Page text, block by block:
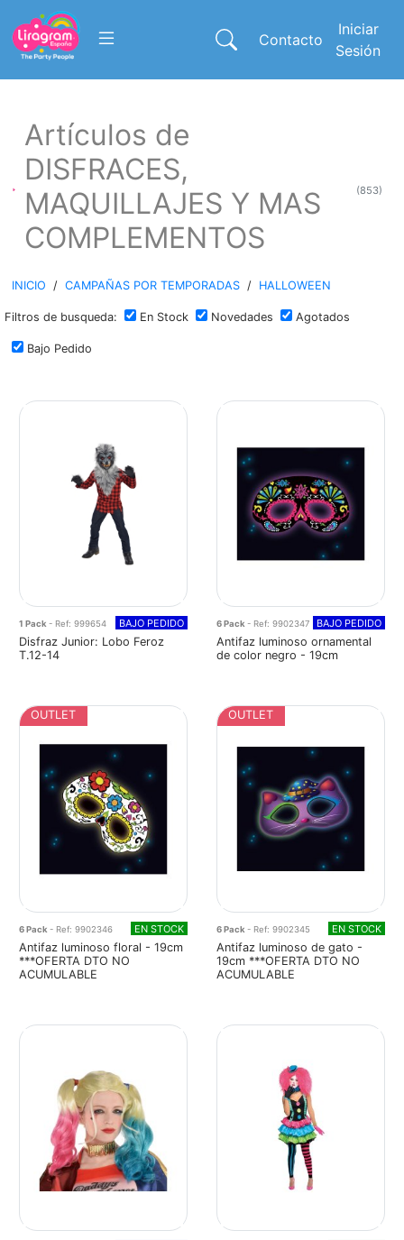
Contacto
Iniciar
Sesión
Artículos de
DISFRACES,
MAQUILLAJES Y MAS
COMPLEMENTOS
(853)
INICIO / CAMPAÑAS POR TEMPORADAS / HALLOWEEN
Filtros de busqueda: En Stock Novedades Agotados
Bajo Pedido
1 Pack- Ref: 999654 BAJO PEDIDO
Disfraz Junior: Lobo Feroz
T.12-14
6 Pack- Ref: 9902347 BAJO PEDIDO
Antifaz luminoso ornamental
de color negro - 19cm
OUTLET
6 Pack - Ref: 9902346 EN STOCK
Antifaz luminoso floral - 19cm
***OFERTA DTO NO
ACUMULABLE
OUTLET
6 Pack - Ref: 9902345 EN STOCK
Antifaz luminoso de gato -
19cm ***OFERTA DTO NO
ACUMULABLE